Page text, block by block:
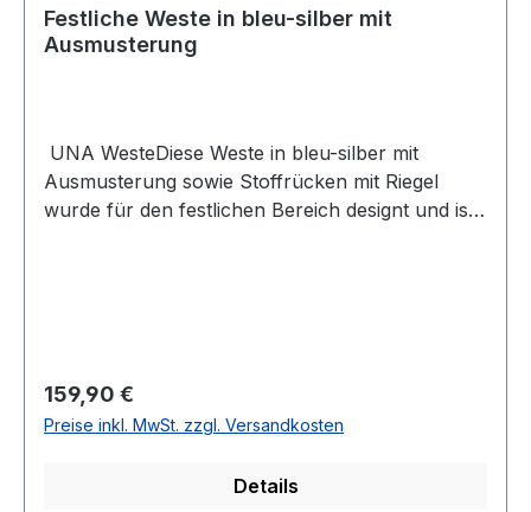
Festliche Weste in bleu-silber mit
Ausmusterung
UNA WesteDiese Weste in bleu-silber mit
Ausmusterung sowie Stoffrücken mit Riegel
wurde für den festlichen Bereich designt und ist
ReinigungModell Nr.: 8580Form: RUBINOFarbe:
11
Regulärer Preis:
159,90 €
Preise inkl. MwSt. zzgl. Versandkosten
Details